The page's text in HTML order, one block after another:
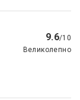
9.6/10
Великолепно